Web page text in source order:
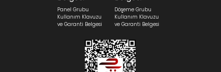
Panel Grubu
Kullanım Klavuzu
ve Garanti Belgesi
Döşeme Grubu
Kullanım Klavuzu
ve Garanti Belgesi